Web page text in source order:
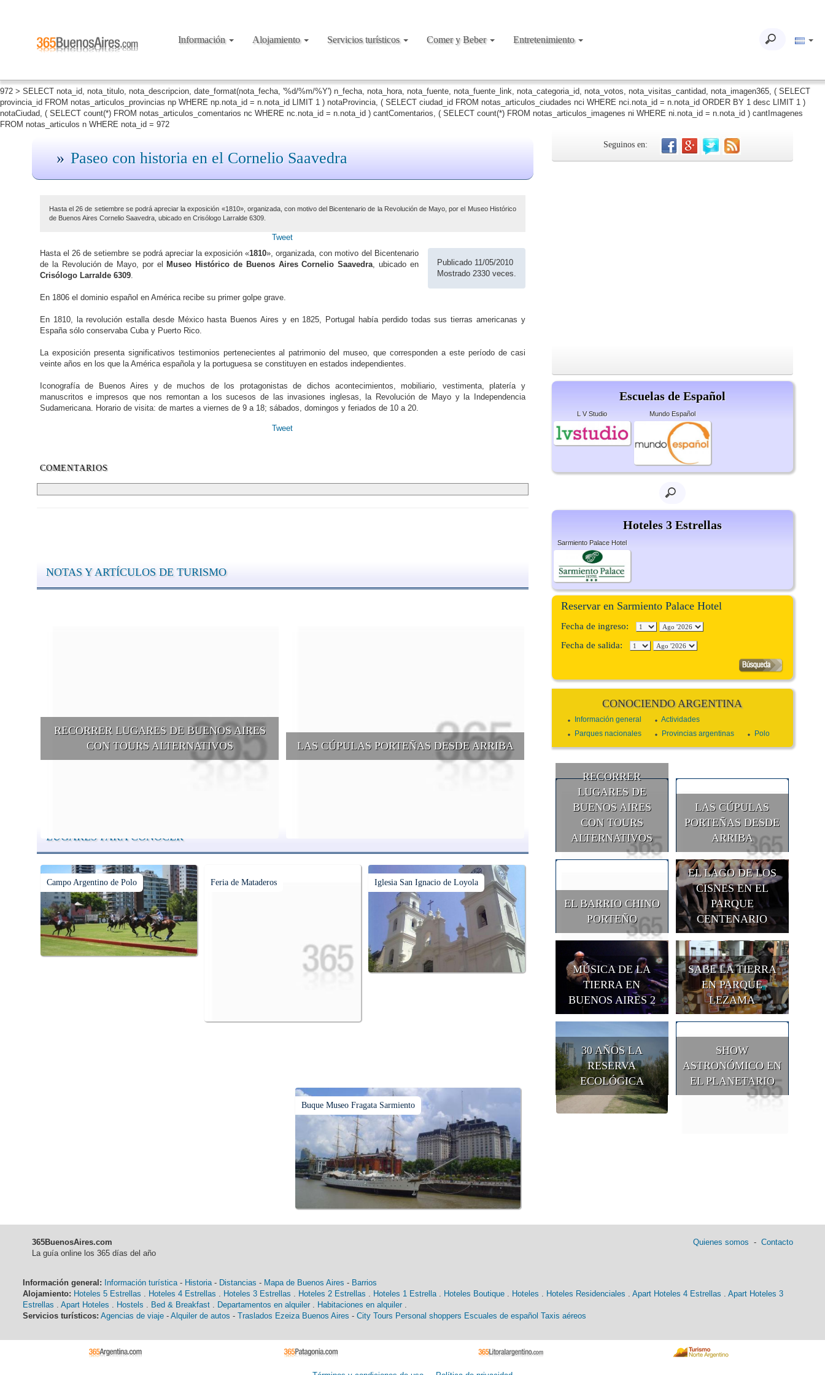
972 > SELECT nota_id, nota_titulo, nota_descripcion, date_format(nota_fecha, '%d/%m/%Y') n_fecha, nota_hora, nota_fuente, nota_fuente_link, nota_categoria_id, nota_votos, nota_visitas_cantidad, nota_imagen365, ( SELECT
provincia_id FROM notas_articulos_provincias np WHERE np.nota_id = n.nota_id LIMIT 1 ) notaProvincia, ( SELECT ciudad_id FROM notas_articulos_ciudades nci WHERE nci.nota_id = n.nota_id ORDER BY 1 desc LIMIT 1 )
notaCiudad, ( SELECT count(*) FROM notas_articulos_comentarios nc WHERE nc.nota_id = n.nota_id ) cantComentarios, ( SELECT count(*) FROM notas_articulos_imagenes ni WHERE ni.nota_id = n.nota_id ) cantImagenes
FROM notas_articulos n WHERE nota_id = 972
Información Alojamiento Servicios turísticos Comer y Beber Entretenimiento
Paseo con historia en el Cornelio Saavedra
Hasta el 26 de setiembre se podrá apreciar la exposición «1810», organizada, con motivo del Bicentenario de la Revolución de Mayo, por el Museo Histórico
de Buenos Aires Cornelio Saavedra, ubicado en Crisólogo Larralde 6309.
Tweet
Publicado 11/05/2010
Mostrado 2330 veces.
Hasta el 26 de setiembre se podrá apreciar la exposición «1810», organizada, con motivo del Bicentenario
de la Revolución de Mayo, por el
Museo Histórico de Buenos Aires Cornelio Saavedra, ubicado en
Crisólogo Larralde 6309.
En 1806 el dominio español en América recibe su primer golpe grave.
En 1810, la revolución estalla desde México hasta Buenos Aires y en 1825, Portugal había perdido todas sus tierras americanas y
España sólo conservaba Cuba y Puerto Rico.
La exposición presenta significativos testimonios pertenecientes al patrimonio del museo, que corresponden a este período de casi
veinte años en los que la América española y la portuguesa se constituyen en estados independientes.
Iconografía de Buenos Aires y de muchos de los protagonistas de dichos acontecimientos, mobiliario, vestimenta, platería y
manuscritos e impresos que nos remontan a los sucesos de las invasiones inglesas, la Revolución de Mayo y la Independencia
Sudamericana. Horario de visita: de martes a viernes de 9 a 18; sábados, domingos y feriados de 10 a 20.
Tweet
COMENTARIOS
NOTAS Y ARTÍCULOS DE TURISMO
RECORRER LUGARES DE BUENOS AIRES
CON TOURS ALTERNATIVOS
LAS CÚPULAS PORTEÑAS DESDE ARRIBA
LUGARES PARA CONOCER
Campo Argentino de Polo Feria de Mataderos Iglesia San Ignacio de Loyola
Buque Museo Fragata Sarmiento
Seguinos en:
Escuelas de Español
L V Studio Mundo Español
Hoteles 3 Estrellas
Sarmiento Palace Hotel
Reservar en Sarmiento Palace Hotel
Fecha de ingreso:
Fecha de salida:
CONOCIENDO ARGENTINA
Información general
Actividades
Parques nacionales
Provincias argentinas Polo
RECORRER
LUGARES DE
BUENOS AIRES
CON TOURS
ALTERNATIVOS
LAS CÚPULAS
PORTEÑAS DESDE
ARRIBA
EL BARRIO CHINO
PORTEÑO
EL LAGO DE LOS
CISNES EN EL
PARQUE
CENTENARIO
MÚSICA DE LA
TIERRA EN
BUENOS AIRES 2
SABE LA TIERRA
EN PARQUE
LEZAMA
30 AÑOS LA
RESERVA
ECOLÓGICA
SHOW
ASTRONÓMICO EN
EL PLANETARIO
365BuenosAires.com
La guía online los 365 días del año
Quienes somos - Contacto
Información general: Información turística - Historia - Distancias - Mapa de Buenos Aires - Barrios
Alojamiento: Hoteles 5 Estrellas Hoteles 4 Estrellas Hoteles 3 Estrellas Hoteles 2 Estrellas Hoteles 1 Estrella Hoteles Boutique Hoteles Hoteles Residenciales Apart Hoteles 4 Estrellas
Apart Hoteles 3
Estrellas
Apart Hoteles Hostels Bed & Breakfast Departamentos en alquiler Habitaciones en alquiler
Servicios turísticos: Agencias de viaje - Alquiler de autos - Traslados Ezeiza Buenos Aires - City Tours Personal shoppers Escuales de español Taxis aéreos